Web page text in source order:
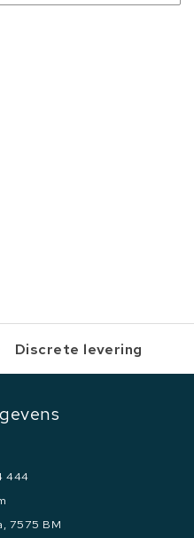
Discrete levering
444
7575 BM